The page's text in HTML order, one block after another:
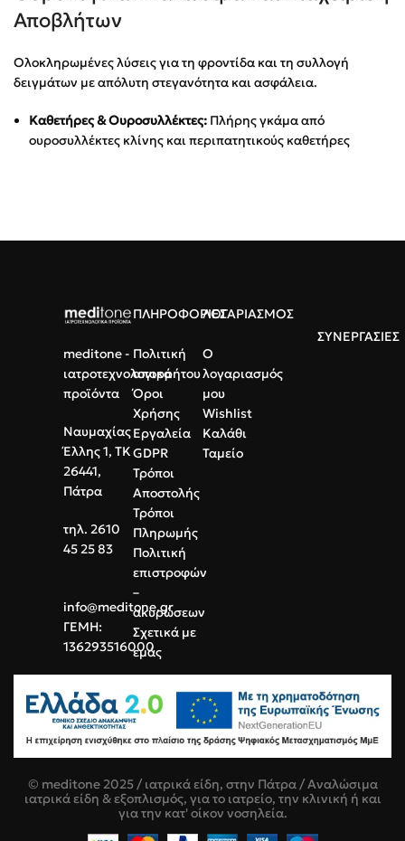
Αποβλήτων
Ολοκληρωμένες λύσεις για τη φροντίδα και τη συλλογή
δειγμάτων με απόλυτη στεγανότητα και ασφάλεια.
Καθετήρες & Ουροσυλλέκτες: Πλήρης γκάμα από
ουροσυλλέκτες κλίνης και περιπατητικούς καθετήρες
meditone -
ιατροτεχνολογικά
προϊόντα
Ναυμαχίας
Έλλης 1, ΤΚ
26441,
Πάτρα
τηλ. 2610
45 25 83
info@meditone.gr
ΓΕΜΗ:
136293516000
ΠΛΗΡΟΦΟΡΙΕΣ
Πολιτική
απορρήτου
Όροι
Χρήσης
Εργαλεία
GDPR
Τρόποι
Αποστολής
Τρόποι
Πληρωμής
Πολιτική
επιστροφών
–
ακυρώσεων
Σχετικά με
εμάς
ΛΟΓΑΡΙΑΣΜΟΣ
Ο
λογαριασμός
μου
Wishlist
Καλάθι
Ταμείο
ΣΥΝΕΡΓΑΣΙΕΣ
© meditone 2025 / ιατρικά είδη, στην Πάτρα / Αναλώσιμα
ιατρικά είδη & εξοπλισμός, για το ιατρείο, την κλινική ή και
για την κατ' οίκον νοσηλεία.